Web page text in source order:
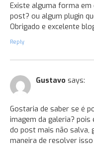
Existe alguma forma
post? ou algum plugin
Obrigado e excelente
Reply
Gustavo says:
Gostaria de saber se é
imagem da galeria?
do post mais não salva,
maneira de resolver isso